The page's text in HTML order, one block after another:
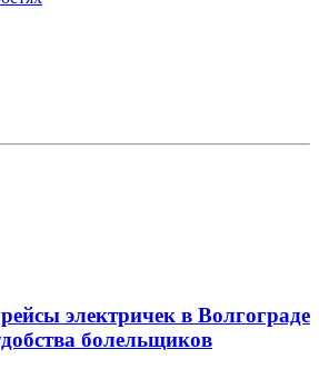
электричек в Волгограде
болельщиков